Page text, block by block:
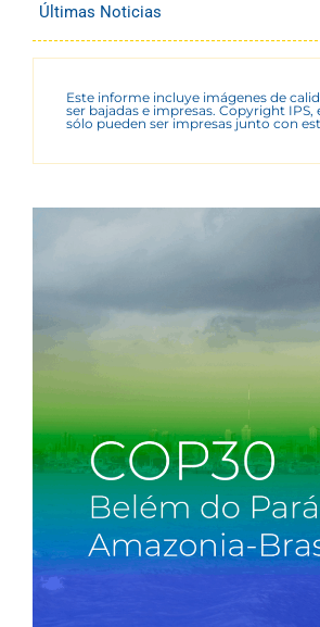
Últimas Noticias
Este informe incluye imágenes de
ser bajadas e impresas. Copyright IPS,
sólo pueden ser impresas junto con